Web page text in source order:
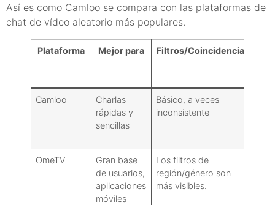
Así es como Camloo se compara con las plataformas de
chat de vídeo aleatorio más populares.
Plataforma Mejor para Filtros/Coincidencia
Camloo
Charlas
rápidas y
sencillas
Básico, a veces
inconsistente
OmeTV
Gran base
de usuarios,
aplicaciones
móviles
Los filtros de
región/género son
más visibles.